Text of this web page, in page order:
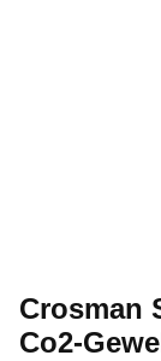
Crosman
Co2-